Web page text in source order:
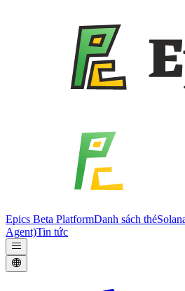
Epics Beta PlatformDanh sách thẻ
Agent)Tin tức